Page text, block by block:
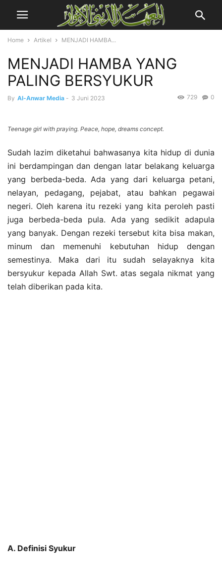
Home Artikel MENJADI HAMBA...
MENJADI HAMBA YANG
PALING BERSYUKUR
By Al-Anwar Media - 3 Juni 2023 0
729
Teenage girl with praying. Peace, hope, dreams concept.
Sudah lazim diketahui bahwasanya kita hidup di dunia
ini berdampingan dan dengan latar belakang keluarga
yang berbeda-beda. Ada yang dari keluarga petani,
nelayan, pedagang, pejabat, atau bahkan pegawai
negeri. Oleh karena itu rezeki yang kita peroleh pasti
juga berbeda-beda pula. Ada yang sedikit adapula
yang banyak. Dengan rezeki tersebut kita bisa makan,
minum dan memenuhi kebutuhan hidup dengan
semestinya. Maka dari itu sudah selayaknya kita
bersyukur kepada Allah Swt. atas segala nikmat yang
telah diberikan pada kita.
A. Definisi Syukur